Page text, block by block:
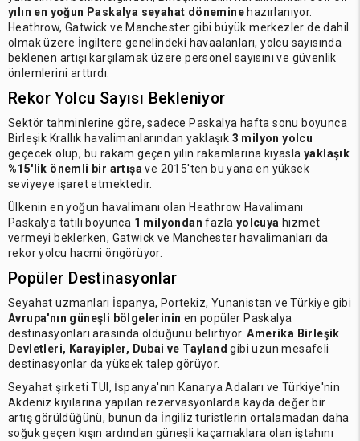
yılın en yoğun Paskalya seyahat dönemine hazırlanıyor.
Heathrow, Gatwick ve Manchester gibi büyük merkezler de dahil
olmak üzere İngiltere genelindeki havaalanları, yolcu sayısında
beklenen artışı karşılamak üzere personel sayısını ve güvenlik
önlemlerini arttırdı.
Rekor Yolcu Sayısı Bekleniyor
Sektör tahminlerine göre, sadece Paskalya hafta sonu boyunca
Birleşik Krallık havalimanlarından yaklaşık 3 milyon yolcu
geçecek olup, bu rakam geçen yılın rakamlarına kıyasla yaklaşık
%15'lik önemli bir artışave 2015'ten bu yana en yüksek
seviyeye işaret etmektedir.
Ülkenin en yoğun havalimanı olan Heathrow Havalimanı
Paskalya tatili boyunca 1 milyondan fazla yolcuya hizmet
vermeyi beklerken, Gatwick ve Manchester havalimanları da
rekor yolcu hacmi öngörüyor.
Popüler Destinasyonlar
Seyahat uzmanları İspanya, Portekiz, Yunanistan ve Türkiye gibi
Avrupa'nın güneşli bölgelerinin en popüler Paskalya
destinasyonları arasında olduğunu belirtiyor.Amerika Birleşik
Devletleri, Karayipler, Dubai ve Tayland gibi uzun mesafeli
destinasyonlar da yüksek talep görüyor.
Seyahat şirketi TUI, İspanya'nın Kanarya Adaları ve Türkiye'nin
Akdeniz kıyılarına yapılan rezervasyonlarda kayda değer bir
artış görüldüğünü, bunun da İngiliz turistlerin ortalamadan daha
soğuk geçen kışın ardından güneşli kaçamaklara olan iştahını